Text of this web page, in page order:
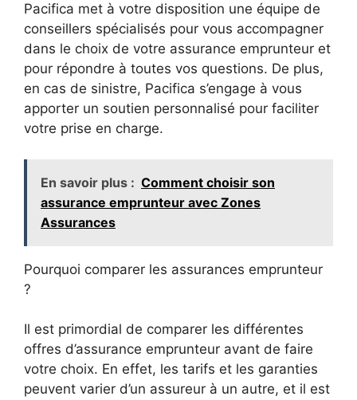
Pacifica met à votre disposition une équipe de
conseillers spécialisés pour vous accompagner
dans le choix de votre assurance emprunteur et
pour répondre à toutes vos questions. De plus,
en cas de sinistre, Pacifica s’engage à vous
apporter un soutien personnalisé pour faciliter
votre prise en charge.
En savoir plus : Comment choisir son
assurance emprunteur avec Zones
Assurances
Pourquoi comparer les assurances emprunteur
?
Il est primordial de comparer les différentes
offres d’assurance emprunteur avant de faire
votre choix. En effet, les tarifs et les garanties
peuvent varier d’un assureur à un autre, et il est